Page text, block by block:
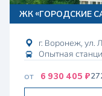
ЖК «ГОРОДСКИЕ
г. Воронеж, ул.
Опытная
от 6 930 405 ₽